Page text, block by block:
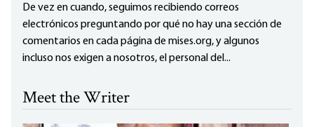
De vez en cuando, seguimos recibiendo correos
electrónicos preguntando por qué no hay una sección de
comentarios en cada página de mises.org, y algunos
incluso nos exigen a nosotros, el personal del...
Meet the Writer